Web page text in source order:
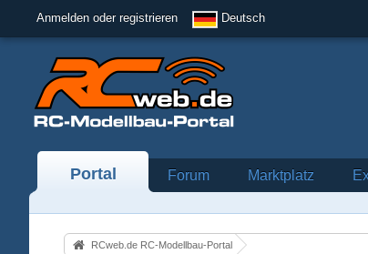
Anmelden oder registrieren Deutsch
Portal Forum Marktplatz
RCweb.de RC-Modellbau-Portal